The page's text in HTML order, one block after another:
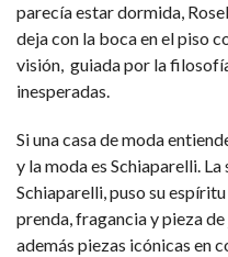
parecía estar dormida,
deja con la boca en el piso
visión, guiada por la
inesperadas.
Si una casa de moda
y la moda es Schiaparelli.
Schiaparelli, puso su
prenda, fragancia y pieza
además piezas icónicas en